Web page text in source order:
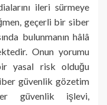
ileri sürmeye
geçerli bir siber
bulunmanın hâlâ
Onun yorumu
yasal risk olduğu
güvenlik gözetim
güvenlik işlevi,